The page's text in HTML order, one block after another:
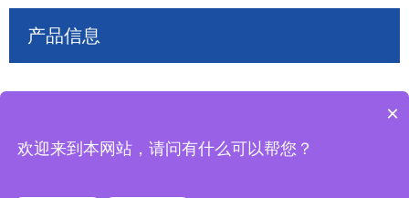
产品信息
×
欢迎来到本网站，请问有什么可以帮您？